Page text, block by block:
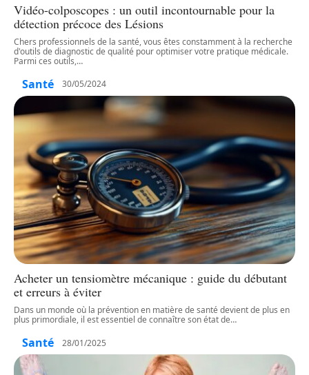
Vidéo-colposcopes : un outil incontournable pour la
détection précoce des Lésions
Chers professionnels de la santé, vous êtes constamment à la recherche
d'outils de diagnostic de qualité pour optimiser votre pratique médicale.
Parmi ces outils,…
Santé 30/05/2024
Acheter un tensiomètre mécanique : guide du débutant
et erreurs à éviter
Dans un monde où la prévention en matière de santé devient de plus en
plus primordiale, il est essentiel de connaître son état de…
Santé 28/01/2025